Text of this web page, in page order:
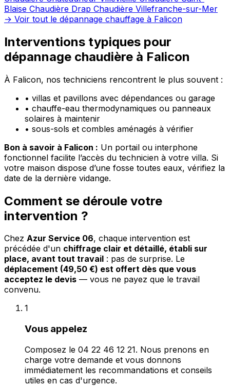
Blaise Chaudière Drap Chaudière Villefranche-sur-Mer
→ Voir tout le dépannage chauffage à Falicon
Interventions typiques pour
dépannage chaudière à Falicon
À Falicon, nos techniciens rencontrent le plus souvent :
• villas et pavillons avec dépendances ou garage
• chauffe-eau thermodynamiques ou panneaux
solaires à maintenir
• sous-sols et combles aménagés à vérifier
Bon à savoir à Falicon : Un portail ou interphone
fonctionnel facilite l’accès du technicien à votre villa. Si
votre maison dispose d’une fosse toutes eaux, vérifiez la
date de la dernière vidange.
Comment se déroule votre
intervention ?
Chez Azur Service 06, chaque intervention est
précédée d'un chiffrage clair et détaillé, établi sur
place, avant tout travail : pas de surprise. Le
déplacement (49,50 €) est offert dès que vous
acceptez le devis — vous ne payez que le travail
convenu.
1
Vous appelez
Composez le 04 22 46 12 21. Nous prenons en
charge votre demande et vous donnons
immédiatement les recommandations et conseils
utiles en cas d'urgence.